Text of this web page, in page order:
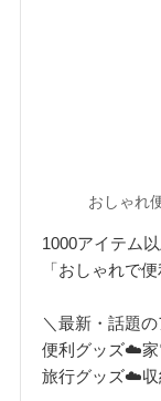
おしゃれ
1000アイテム
「おしゃれで
＼最新・話題
便利グッズ☁️
旅行グッズ☁️